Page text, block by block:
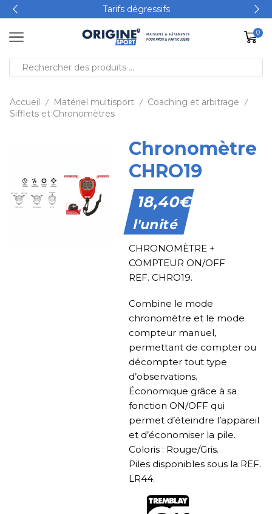
Tarifs dégressifs
0
Accueil / Matériel multisport / Coaching et arbitrage /
Sifflets et Chronomètres
Chronomètre
CHRO19
18,40€
l'unité
CHRONOMÈTRE +
COMPTEUR ON/OFF
REF. CHRO19.
Combine le mode
chronomètre et le mode
compteur manuel,
permettant de compter ou
décompter tout type
d’observations.
Économique grâce à sa
fonction ON/OFF qui
permet d’éteindre l’appareil
et d’économiser la pile.
Coloris : Rouge/Gris.
Piles disponibles sous la REF.
LR44.